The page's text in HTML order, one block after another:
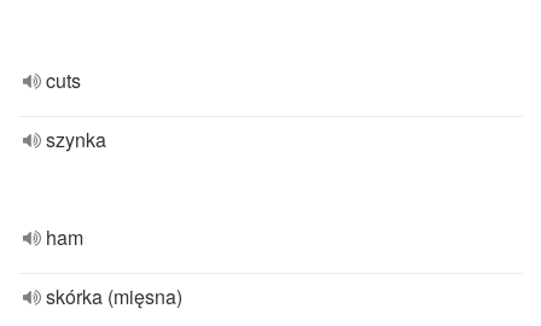
cuts
szynka
ham
skórka (mięsna)